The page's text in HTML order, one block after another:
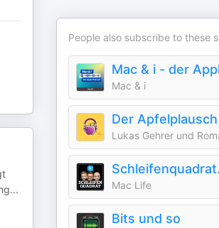
...
People also subscribe to these
Mac & i
Der Apfelplausch
Mac Life
Bits und so